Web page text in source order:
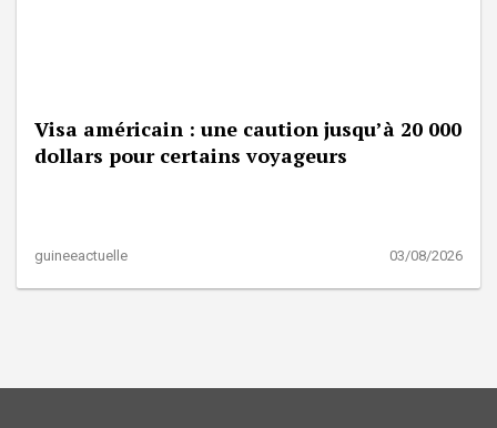
Visa américain : une caution jusqu’à 20 000
dollars pour certains voyageurs
guineeactuelle 03/08/2026